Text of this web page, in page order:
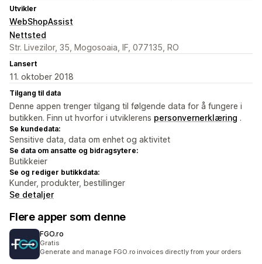
Utvikler
WebShopAssist
Nettsted
Str. Livezilor, 35, Mogosoaia, IF, 077135, RO
Lansert
11. oktober 2018
Tilgang til data
Denne appen trenger tilgang til følgende data for å fungere i
butikken. Finn ut hvorfor i utviklerens personvernerklæring .
Se kundedata:
Sensitive data, data om enhet og aktivitet
Se data om ansatte og bidragsytere:
Butikkeier
Se og rediger butikkdata:
Kunder, produkter, bestillinger
Se detaljer
Flere apper som denne
FGO.ro
Gratis
Generate and manage FGO.ro invoices directly from your orders